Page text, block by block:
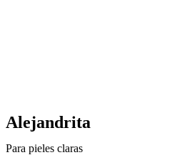
Alejandrita
Para pieles claras